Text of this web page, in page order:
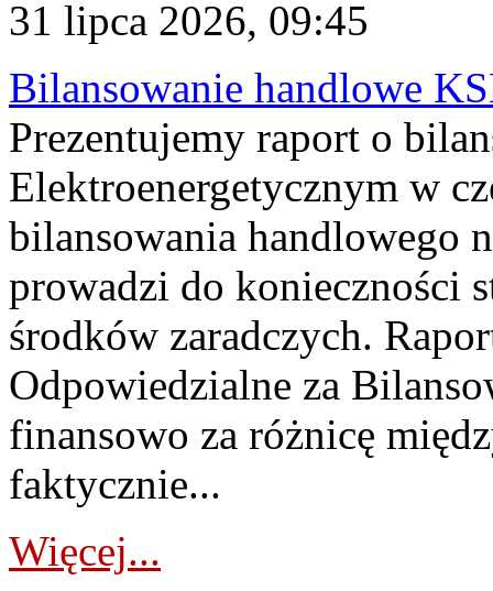
31 lipca 2026, 09:45
Bilansowanie handlowe
Prezentujemy raport o
Elektroenergetycznym w
bilansowania handlowego
prowadzi do konieczności
środków zaradczych.
Odpowiedzialne za
finansowo za różnicę
faktycznie...
Więcej...